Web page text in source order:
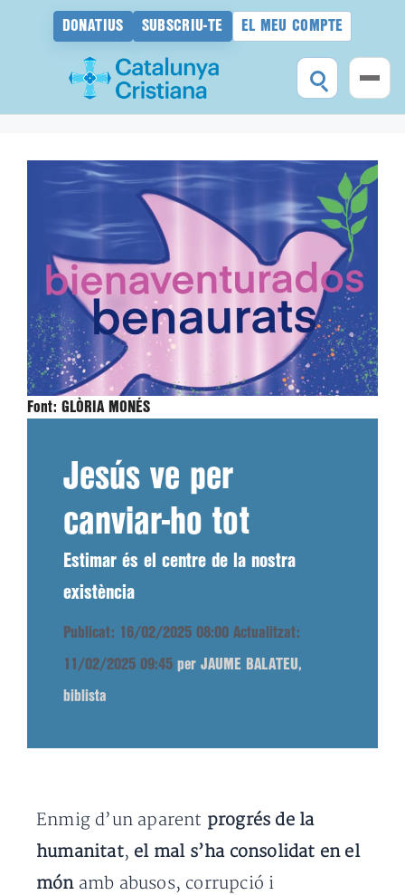
DONATIUS SUBSCRIU-TE EL MEU COMPTE
Font: GLÒRIA MONÉS
Jesús ve per
canviar-ho tot
Estimar és el centre de la nostra
existència
Publicat: 16/02/2025 08:00 Actualitzat:
11/02/2025 09:45 per JAUME BALATEU,
biblista
Enmig d’un aparent progrés de la
humanitat, el mal s’ha consolidat en el
mónamb abusos, corrupció i